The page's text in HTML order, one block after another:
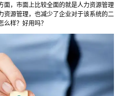
面，市面上比较全面的就是人力资源管理
资源管理，也减少了企业对于该系统的二
样？好用吗？